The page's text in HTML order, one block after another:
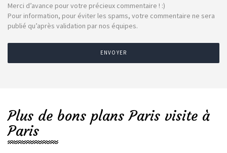
Merci d’avance pour votre précieux commentaire ! :)
Pour information, pour éviter les spams, votre commentaire ne sera
publié qu’après validation par nos équipes.
ENVOYER
Plus de bons plans Paris visite à
Paris